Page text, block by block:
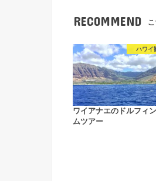
RECOMMEND
ハワイ
ワイアナエのドルフィ
ムツアー